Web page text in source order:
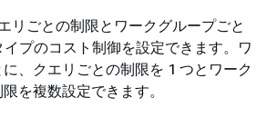
リごとの制限とワークグループごと
プのコスト制御を設定できます。ワ
、クエリごとの制限を 1 つとワーク
を複数設定できます。